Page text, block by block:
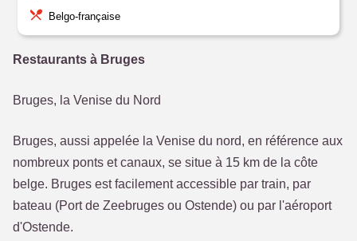
Belgo-française
Restaurants à Bruges
Bruges, la Venise du Nord
Bruges, aussi appelée la Venise du nord, en référence aux
nombreux ponts et canaux, se situe à 15 km de la côte
belge. Bruges est facilement accessible par train, par
bateau (Port de Zeebruges ou Ostende) ou par l'aéroport
d'Ostende.